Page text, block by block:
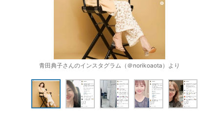
青田典子さんのインスタグラム（＠norikoaota）より